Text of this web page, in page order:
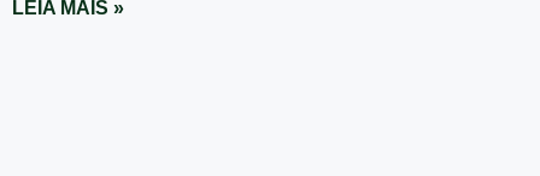
LEIA MAIS »